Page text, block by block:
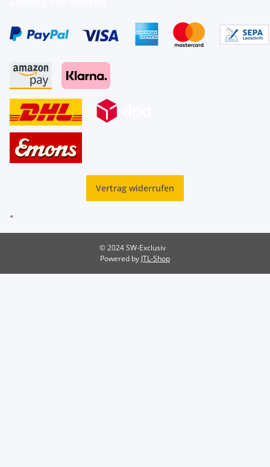
Vertrag widerrufen
*
© 2024 SW-Exclusiv
Powered by JTL-Shop